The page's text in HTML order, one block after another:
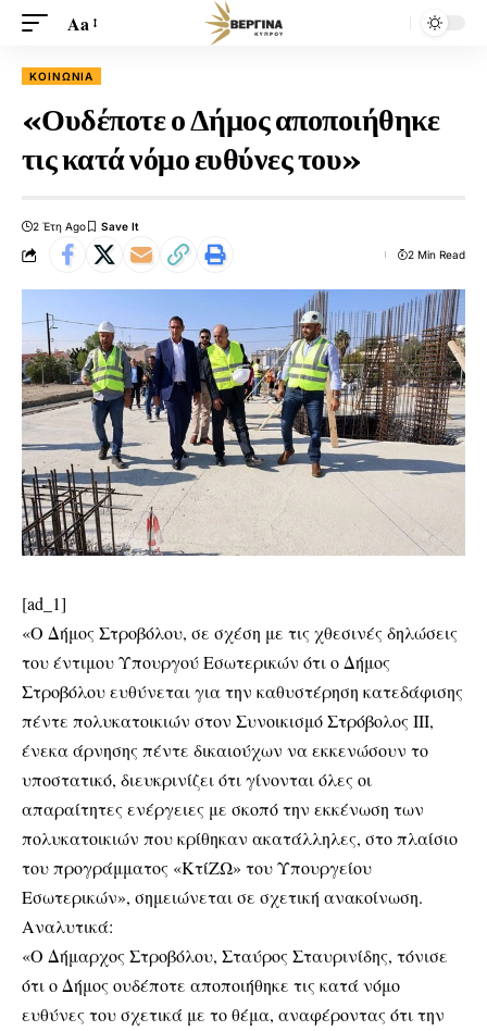
Aa
ΚΟΙΝΩΝΊΑ
«Ουδέποτε ο Δήμος αποποιήθηκε
τις κατά νόμο ευθύνες του»
2 Έτη Ago
2 Min Read
[ad_1]
«Ο Δήμος Στροβόλου, σε σχέση με τις χθεσινές δηλώσεις
του έντιμου Υπουργού Εσωτερικών ότι ο Δήμος
Στροβόλου ευθύνεται για την καθυστέρηση κατεδάφισης
πέντε πολυκατοικιών στον Συνοικισμό Στρόβολος ΙΙΙ,
ένεκα άρνησης πέντε δικαιούχων να εκκενώσουν το
υποστατικό, διευκρινίζει ότι γίνονται όλες οι
απαραίτητες ενέργειες με σκοπό την εκκένωση των
πολυκατοικιών που κρίθηκαν ακατάλληλες, στο πλαίσιο
του προγράμματος «ΚτίΖΩ» του Υπουργείου
Εσωτερικών», σημειώνεται σε σχετική ανακοίνωση.
Αναλυτικά:
«Ο Δήμαρχος Στροβόλου, Σταύρος Σταυρινίδης, τόνισε
ότι ο Δήμος ουδέποτε αποποιήθηκε τις κατά νόμο
ευθύνες του σχετικά με το θέμα, αναφέροντας ότι την